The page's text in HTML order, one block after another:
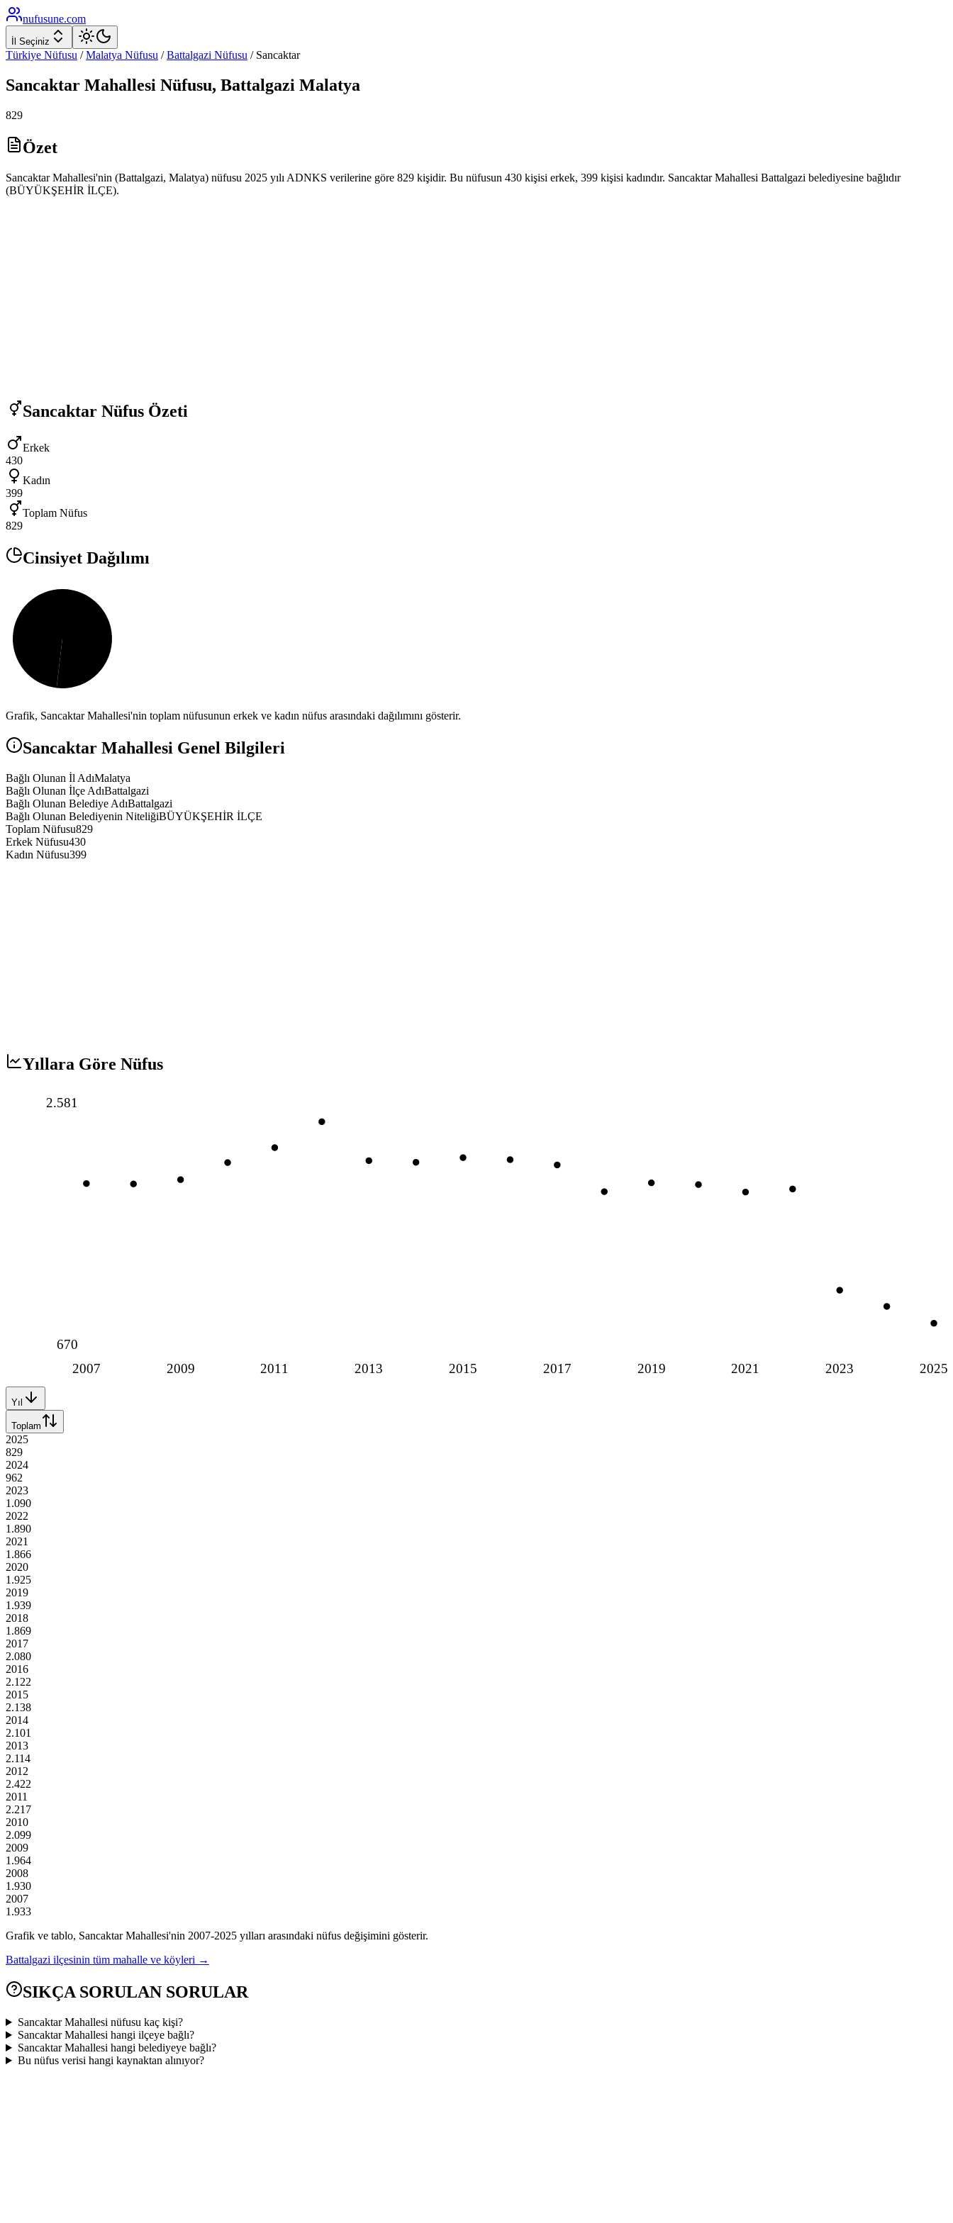
nufusune.com
İl Seçiniz
Türkiye Nüfusu / Malatya Nüfusu / Battalgazi Nüfusu / Sancaktar
Sancaktar Mahallesi Nüfusu, Battalgazi Malatya
829
Özet
Sancaktar Mahallesi'nin (Battalgazi, Malatya) nüfusu 2025 yılı ADNKS verilerine göre 829 kişidir. Bu nüfusun 430 kişisi erkek, 399 kişisi kadındır. Sancaktar Mahallesi Battalgazi belediyesine bağlıdır
(BÜYÜKŞEHİR İLÇE).
Sancaktar Nüfus Özeti
Erkek
430
Kadın
399
Toplam Nüfus
829
Cinsiyet Dağılımı
Grafik, SancaktarMahallesi'nin toplam nüfusunun erkek ve kadın nüfus arasındaki dağılımını gösterir.
Sancaktar Mahallesi Genel Bilgileri
Bağlı Olunan İl AdıMalatya
Bağlı Olunan İlçe AdıBattalgazi
Bağlı Olunan Belediye AdıBattalgazi
Bağlı Olunan Belediyenin NiteliğiBÜYÜKŞEHİR İLÇE
Toplam Nüfusu829
Erkek Nüfusu430
Kadın Nüfusu399
Yıllara Göre Nüfus
2007 2009 2011 2013 2015 2017 2019 2021 2023 2025
2.581
670
Yıl
Toplam
2025
829
2024
962
2023
1.090
2022
1.890
2021
1.866
2020
1.925
2019
1.939
2018
1.869
2017
2.080
2016
2.122
2015
2.138
2014
2.101
2013
2.114
2012
2.422
2011
2.217
2010
2.099
2009
1.964
2008
1.930
2007
1.933
Grafik ve tablo, SancaktarMahallesi'nin 2007-2025 yılları arasındaki nüfus değişimini gösterir.
Battalgazi ilçesinin tüm mahalle ve köyleri →
SIKÇA SORULAN SORULAR
Sancaktar Mahallesi nüfusu kaç kişi?
Sancaktar Mahallesi hangi ilçeye bağlı?
Sancaktar Mahallesi hangi belediyeye bağlı?
Bu nüfus verisi hangi kaynaktan alınıyor?